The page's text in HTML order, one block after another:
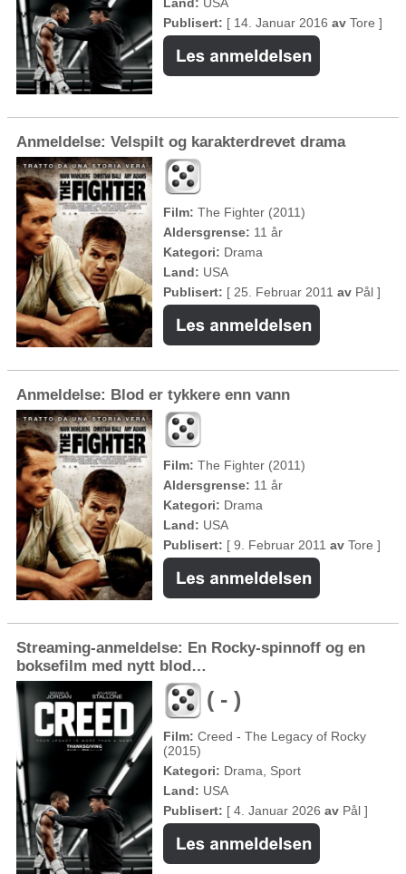
Publisert: [ 14. Januar 2016 av Tore ]
Anmeldelse: Velspilt og karakterdrevet drama
Film: The Fighter (2011)
Aldersgrense: 11 år
Kategori: Drama
Land: USA
Publisert: [ 25. Februar 2011 av Pål ]
Anmeldelse: Blod er tykkere enn vann
Film: The Fighter (2011)
Aldersgrense: 11 år
Kategori: Drama
Land: USA
Publisert: [ 9. Februar 2011 av Tore ]
Streaming-anmeldelse: En Rocky-spinnoff og en
boksefilm med nytt blod…
( - )
Film: Creed - The Legacy of Rocky
(2015)
Kategori: Drama, Sport
Land: USA
Publisert: [ 4. Januar 2026 av Pål ]